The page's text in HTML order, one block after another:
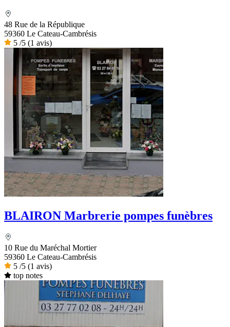
48 Rue de la République
59360 Le Cateau-Cambrésis
5 /5 (1 avis)
BLAIRON Marbrerie pompes funèbres
10 Rue du Maréchal Mortier
59360 Le Cateau-Cambrésis
5 /5 (1 avis)
top notes